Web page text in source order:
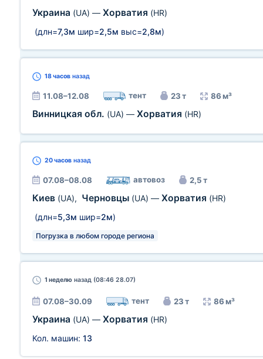
Украина (UA) — Хорватия (HR)
(длн=7,3м шир=2,5м выс=2,8м)
18 часов назад
11.08–12.08 тент 23 т 86 м³
Винницкая обл. (UA) — Хорватия (HR)
20 часов назад
07.08–08.08 автовоз 2,5 т
Киев (UA), Черновцы (UA) — Хорватия (HR)
(длн=5,3м шир=2м)
Погрузка в любом городе региона
1 неделю назад (08:46 28.07)
07.08–30.09 тент 23 т 86 м³
Украина (UA) — Хорватия (HR)
Кол. машин: 13